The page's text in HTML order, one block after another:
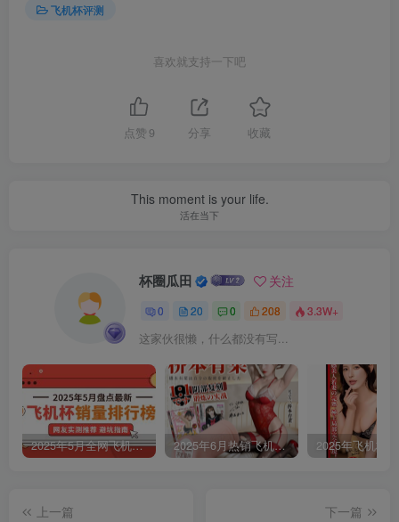
飞机杯评测
喜欢就支持一下吧
点赞 9 分享 收藏
This moment is your life.
活在当下
杯圈瓜田 关注
0 20 0 208 3.3W+
这家伙很懒，什么都没有写...
2025年5月全网飞机杯品牌销量排行榜，评测新手老司机选购避坑指南 2025年6月热销飞机杯排行榜单
上一篇
下一篇